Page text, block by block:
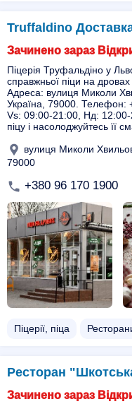
Truffaldino
Зачинено зараз
Піцерія Труфальдіно у
справжньої піци на
Адреса: вулиця Миколи
Україна, 79000. Телефон:
Vs: 09:00-21:00, Нд: 12:00-
піцу і насолоджуйтесь
вулиця Миколи
79000
+380 96 170 1900
Піцерії, піца
Ресторан
Зачинено зараз